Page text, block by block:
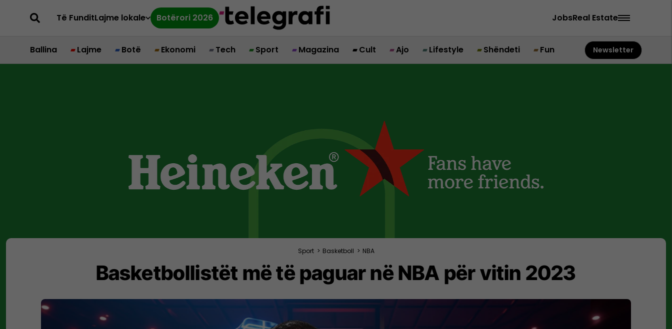
Të FunditLajme lokale Botërori 2026 JobsReal Estate
Ballina Lajme Botë Ekonomi Tech Sport Magazina Cult Ajo Lifestyle Shëndeti Fun Newsletter
Sport > Basketboll > NBA
Basketbollistët më të paguar në NBA për vitin 2023